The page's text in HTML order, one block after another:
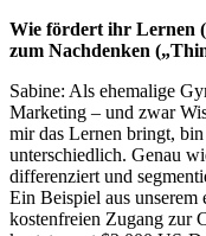
Wie fördert ihr Lernen
zum Nachdenken
Sabine: Als ehemalige
Marketing – und zwar
mir das Lernen bringt,
unterschiedlich. Genau
differenziert und
Ein Beispiel aus
kostenfreien Zugang zur